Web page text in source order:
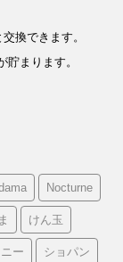
換できます。
まります。
Nocturne
けん玉
ー ショパン